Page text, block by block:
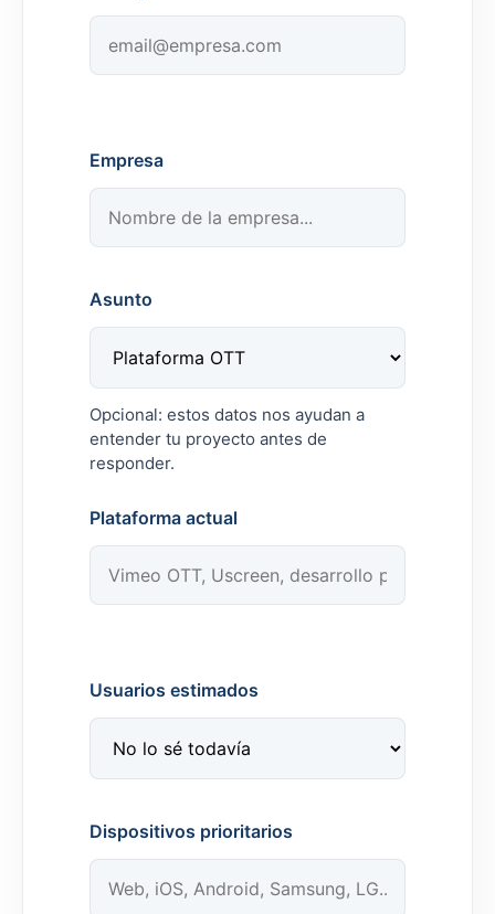
Empresa
Asunto
Opcional: estos datos nos ayudan a
entender tu proyecto antes de
responder.
Plataforma actual
Usuarios estimados
Dispositivos prioritarios